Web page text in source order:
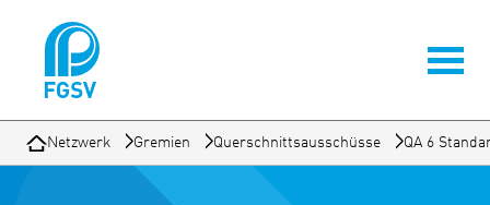
Netzwerk Gremien Querschnittsausschüsse QA 6